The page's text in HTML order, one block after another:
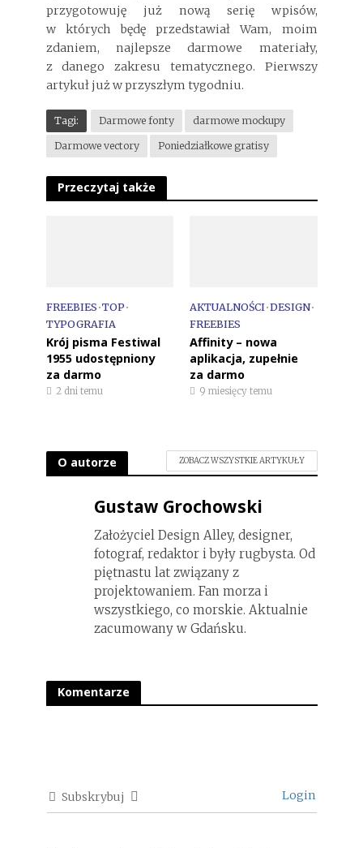
przygotowuję już nową serię wpisów,
w których będę przedstawiał Wam, moim
zdaniem, najlepsze darmowe materiały,
z danego zakresu tematycznego. Pierwszy
artykuł już w przyszłym tygodniu.
Tagi: Darmowe fonty darmowe mockupy
Darmowe vectory Poniedziałkowe gratisy
Przeczytaj także
FREEBIES •TOP •
TYPOGRAFIA
Krój pisma Festiwal
1955 udostępniony
za darmo
2 dni temu
AKTUALNOŚCI•DESIGN•
FREEBIES
Affinity – nowa
aplikacja, zupełnie
za darmo
9 miesięcy temu
O autorze ZOBACZ WSZYSTKIE ARTYKUŁY
Gustaw Grochowski
Założyciel Design Alley, designer,
fotograf, redaktor i były rugbysta. Od
piętnastu lat związany z
projektowaniem. Fan morza i
wszystkiego, co morskie. Aktualnie
zacumowany w Gdańsku.
Komentarze
Subskrybuj Login